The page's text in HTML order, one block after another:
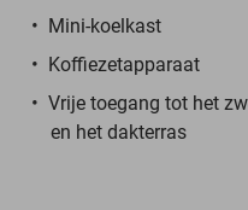
Mini-koelkast
Koffiezetapparaat
Vrije toegang tot het
en het dakterras